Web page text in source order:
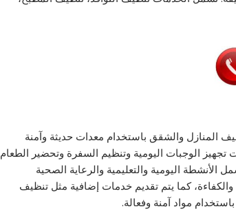
المنازل والشقق باستخدام معدات حديثة وآمنة
الوجبات اليومية وتنظيم السفرة وتحضير الطعام
الأنشطة اليومية والتعليمية والرعاية الصحية
كما يتم تقديم خدمات إضافية مثل تنظيف
مواد آمنة وفعالة.